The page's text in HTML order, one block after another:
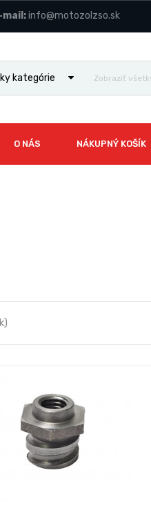
mail:info@motozolzso.sk
kategórie
O NÁS NÁKUPNÝ KOŠÍK